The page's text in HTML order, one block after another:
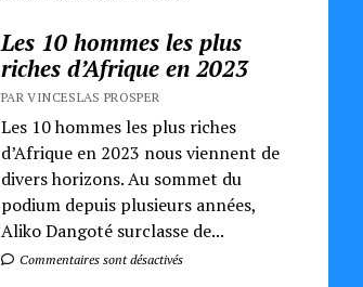
Les 10 hommes les plus
riches d’Afrique en 2023
PAR VINCESLAS PROSPER
Les 10 hommes les plus riches
d’Afrique en 2023 nous viennent de
divers horizons. Au sommet du
podium depuis plusieurs années,
Aliko Dangoté surclasse de...
Commentaires sont désactivés